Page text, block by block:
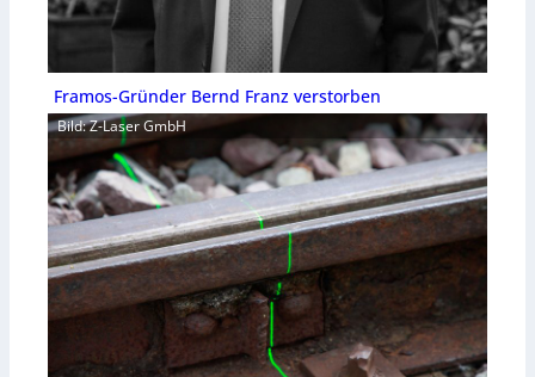
Framos-Gründer Bernd Franz verstorben
Bild: Z-Laser GmbH